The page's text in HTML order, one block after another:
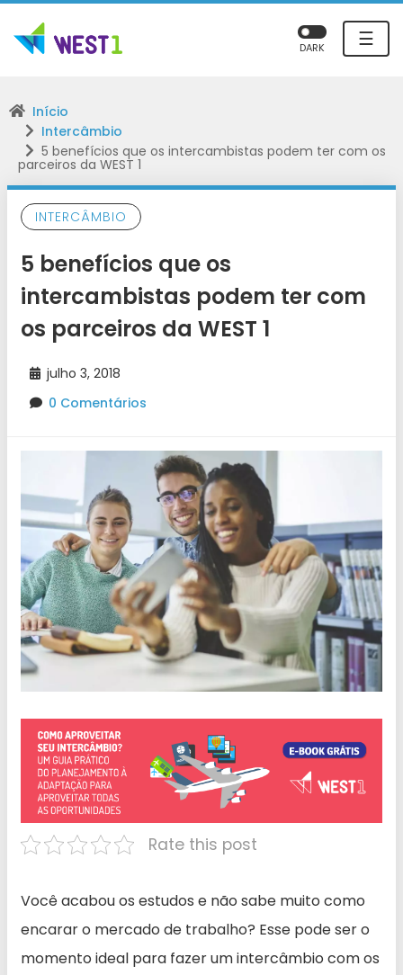
☰
DARK
Início
Intercâmbio
5 benefícios que os intercambistas podem ter com os
parceiros da WEST 1
INTERCÂMBIO
5 benefícios que os
intercambistas podem ter com
os parceiros da WEST 1
julho 3, 2018
0 Comentários
Rate this post
Você acabou os estudos e não sabe muito como
encarar o mercado de trabalho? Esse pode ser o
momento ideal para fazer um intercâmbio com os